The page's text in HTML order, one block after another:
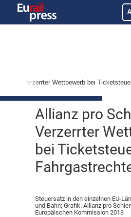
Verzerrter Wettbewerb bei
Allianz pro
Verzerrter
bei
Steuersatz in den einzelnen EU-
und Bahn; Grafik: Allianz pro
Europäischen Kommission 2013